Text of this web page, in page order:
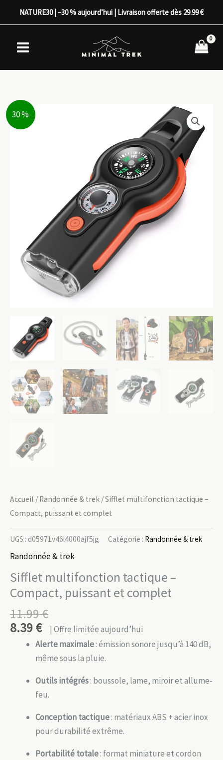
NATURE30 | –30 % aujourd’hui | Livraison offerte dès 29.99 €
30 %
Accueil / Randonnée & trek / Sifflet multifonction tactique –
Compact, puissant et complet
UGS : d05971v46l4000ajf5jg Catégorie : Randonnée & trek
Randonnée & trek
Sifflet multifonction tactique –
Compact, puissant et complet
11.99€
8.39€
| Offre limitée aujourd’hui
Alerte maximale: émission sonore jusqu’à 140 dB,
même sous la pluie.
Outils intégrés: boussole, lame, miroir et allume-
feu.
Conception tactique: matériaux ABS + acier inox
pour durabilité extrême.
Portabilité totale: format miniature et cordon